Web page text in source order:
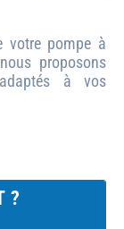
votre pompe à
proposons
à vos
?